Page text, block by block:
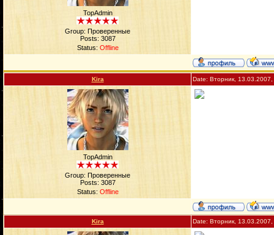
TopAdmin
Group: Проверенные
Posts: 3087
Status: Offline
Kira Date: Вторник,
TopAdmin
Group: Проверенные
Posts: 3087
Status: Offline
Kira Date: Вторник,